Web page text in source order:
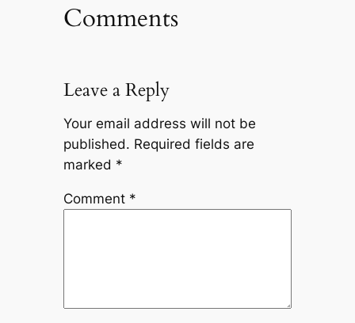
Comments
Leave a Reply
Your email address will not be
published. Required fields are
marked *
Comment *